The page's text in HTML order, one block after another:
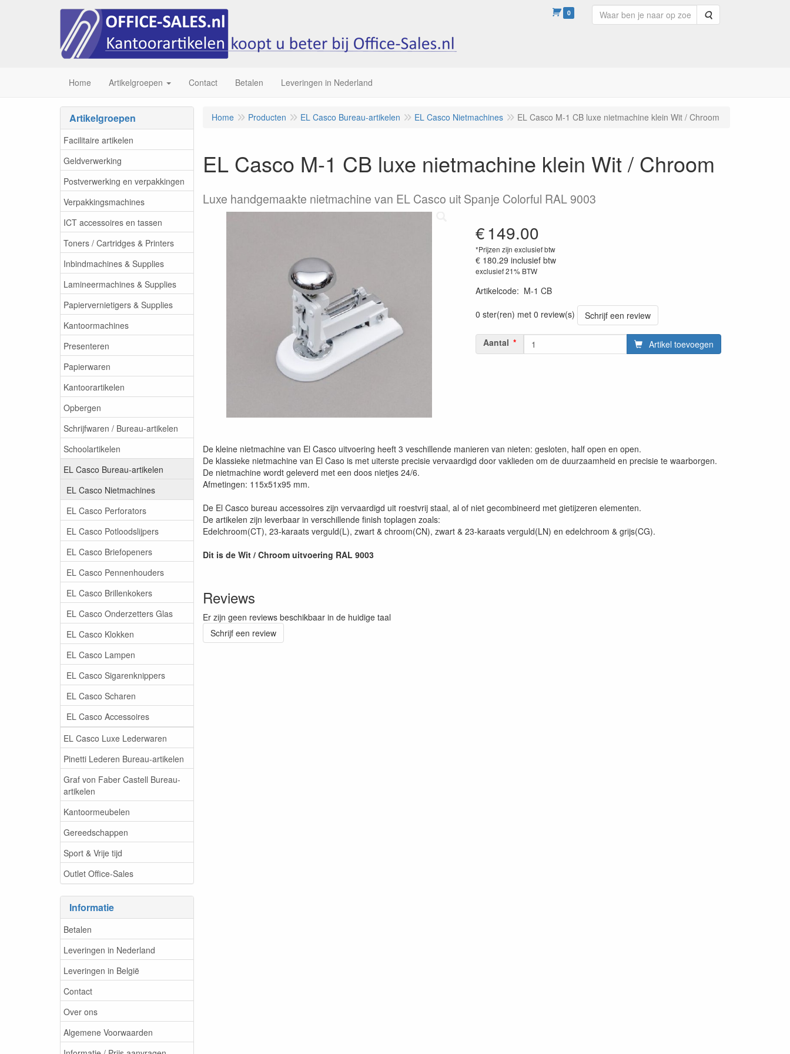
0 Zoeken
Home Artikelgroepen Contact Betalen Leveringen in Nederland
Artikelgroepen
Facilitaire artikelen
Geldverwerking
Postverwerking en verpakkingen
Verpakkingsmachines
ICT accessoires en tassen
Toners / Cartridges & Printers
Inbindmachines & Supplies
Lamineermachines & Supplies
Papiervernietigers & Supplies
Kantoormachines
Presenteren
Papierwaren
Kantoorartikelen
Opbergen
Schrijfwaren / Bureau-artikelen
Schoolartikelen
EL Casco Bureau-artikelen
EL Casco Nietmachines
EL Casco Perforators
EL Casco Potloodslijpers
EL Casco Briefopeners
EL Casco Pennenhouders
EL Casco Brillenkokers
EL Casco Onderzetters Glas
EL Casco Klokken
EL Casco Lampen
EL Casco Sigarenknippers
EL Casco Scharen
EL Casco Accessoires
EL Casco Luxe Lederwaren
Pinetti Lederen Bureau-artikelen
Graf von Faber Castell Bureau-
artikelen
Kantoormeubelen
Gereedschappen
Sport & Vrije tijd
Outlet Office-Sales
Informatie
Betalen
Leveringen in Nederland
Leveringen in België
Contact
Over ons
Algemene Voorwaarden
Home Producten EL Casco Bureau-artikelen EL Casco Nietmachines EL Casco M-1 CB luxe nietmachine klein Wit / Chroom
EL Casco M-1 CB luxe nietmachine klein Wit / Chroom
Luxe handgemaakte nietmachine van EL Casco uit Spanje Colorful RAL 9003
€149.00
*Prijzen zijn exclusief btw
€ 180.29 inclusief btw
exclusief 21% BTW
Artikelcode: M-1 CB
0 ster(ren) met 0 review(s)
Schrijf een review
Aantal Artikel toevoegen
De kleine nietmachine van El Casco uitvoering heeft 3 veschillende manieren van nieten: gesloten, half open en open.
De klassieke nietmachine van El Caso is met uiterste precisie vervaardigd door vaklieden om de duurzaamheid en precisie te waarborgen.
De nietmachine wordt geleverd met een doos nietjes 24/6.
Afmetingen: 115x51x95 mm.
De El Casco bureau accessoires zijn vervaardigd uit roestvrij staal, al of niet gecombineerd met gietijzeren elementen.
De artikelen zijn leverbaar in verschillende finish toplagen zoals:
Edelchroom(CT), 23-karaats verguld(L), zwart & chroom(CN), zwart & 23-karaats verguld(LN) en edelchroom & grijs(CG).
Dit is de Wit / Chroom uitvoering RAL 9003
Reviews
Er zijn geen reviews beschikbaar in de huidige taal
Schrijf een review